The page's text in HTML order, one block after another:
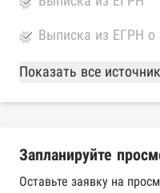
Выписка из ЕГРН о
База Росстата
Реестры ЕГРЮЛ и
Реестр
Федерального
Показать все
Запланируйте
Оставьте заявку на